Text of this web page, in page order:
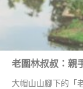
老圍林叔叔：親
大帽山山腳下的「